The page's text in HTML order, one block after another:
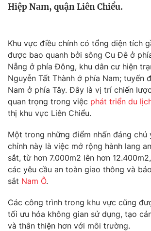
Tin tức
Câu chuyện quốc tế
Kinh tế
Thị trường
Góc doanh nghiệp
Dữ liệu và đời sống
Truyền hình
Phim VTV
Hậu trường
Nhân vật
Khán giả
Giải sao mai
Giải trí
Điện ảnh
Âm nhạc
Sao
Du lịch
Làm đẹp
Chất lượng cuộc sống
Giáo dục
Tuyển sinh
Công nghệ
Hitech Công nghệ tương lai
Sản phẩm
Giao lưu trực tuyến
Hiệp Nam, quận Liên Chiểu.
Khu vực điều chỉnh có tổng diện tích
được bao quanh bởi sông Cu Đê ở
Nẵng ở phía Đông, khu dân cư hiện
Nguyễn Tất Thành ở phía Nam; tuyến
Nam ở phía Tây. Đây là vị trí chiến
quan trọng trong việc phát triển du
thị khu vực Liên Chiểu.
Một trong những điểm nhấn đáng chú
chỉnh này là việc mở rộng hành lang
sắt, từ hơn 7.000m2 lên hơn
các yêu cầu an toàn giao thông và
sắt Nam Ô.
Các công trình trong khu vực cũng
tối ưu hóa không gian sử dụng, tạo
và thân thiện hơn với môi trường.